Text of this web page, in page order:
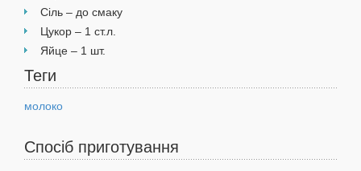
Сіль – до смаку
Цукор – 1 ст.л.
Яйце – 1 шт.
Теги
молоко
Спосіб приготування